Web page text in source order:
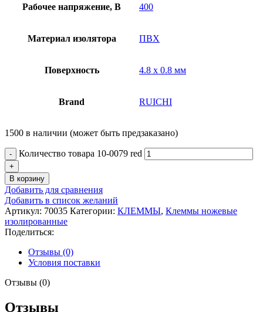
Рабочее напряжение, В 400
Материал изолятора ПВХ
Поверхность 4.8 х 0.8 мм
Brand RUICHI
1500 в наличии (может быть предзаказано)
Количество товара 10-0079 red
В корзину
Добавить для сравнения
Добавить в список желаний
Артикул: 70035 Категории: КЛЕММЫ, Клеммы ножевые
изолированные
Поделиться:
Отзывы (0)
Условия поставки
Отзывы (0)
Отзывы